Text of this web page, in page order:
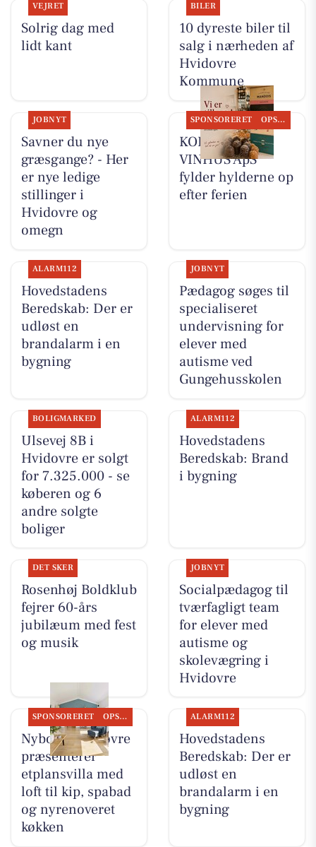
VEJRET
Solrig dag med
lidt kant
BILER
10 dyreste biler til
salg i nærheden af
Hvidovre
Kommune
JOBNYT
Savner du nye
græsgange? - Her
er nye ledige
stillinger i
Hvidovre og
omegn
SPONSORERET OPSLAGSTAVLEN
KOKKENS
VINHUS ApS
fylder hylderne op
efter ferien
ALARM112
Hovedstadens
Beredskab: Der er
udløst en
brandalarm i en
bygning
JOBNYT
Pædagog søges til
specialiseret
undervisning for
elever med
autisme ved
Gungehusskolen
BOLIGMARKED
Ulsevej 8B i
Hvidovre er solgt
for 7.325.000 - se
køberen og 6
andre solgte
boliger
ALARM112
Hovedstadens
Beredskab: Brand
i bygning
DET SKER
Rosenhøj Boldklub
fejrer 60-års
jubilæum med fest
og musik
JOBNYT
Socialpædagog til
tværfagligt team
for elever med
autisme og
skolevægring i
Hvidovre
SPONSORERET OPSLAGSTAVLEN
Nybolig Hvidovre
præsenterer
etplansvilla med
loft til kip, spabad
og nyrenoveret
køkken
ALARM112
Hovedstadens
Beredskab: Der er
udløst en
brandalarm i en
bygning